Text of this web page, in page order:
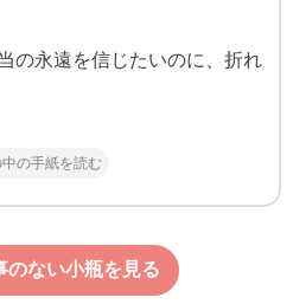
の永遠を信じたいのに、折れ
の手紙を読む
のない小瓶を見る